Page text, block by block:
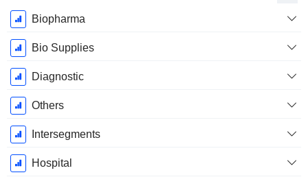
Période
Fiscale:
Décembre
Biopharma
Bio Supplies
Diagnostic
Others
Intersegments
Hospital